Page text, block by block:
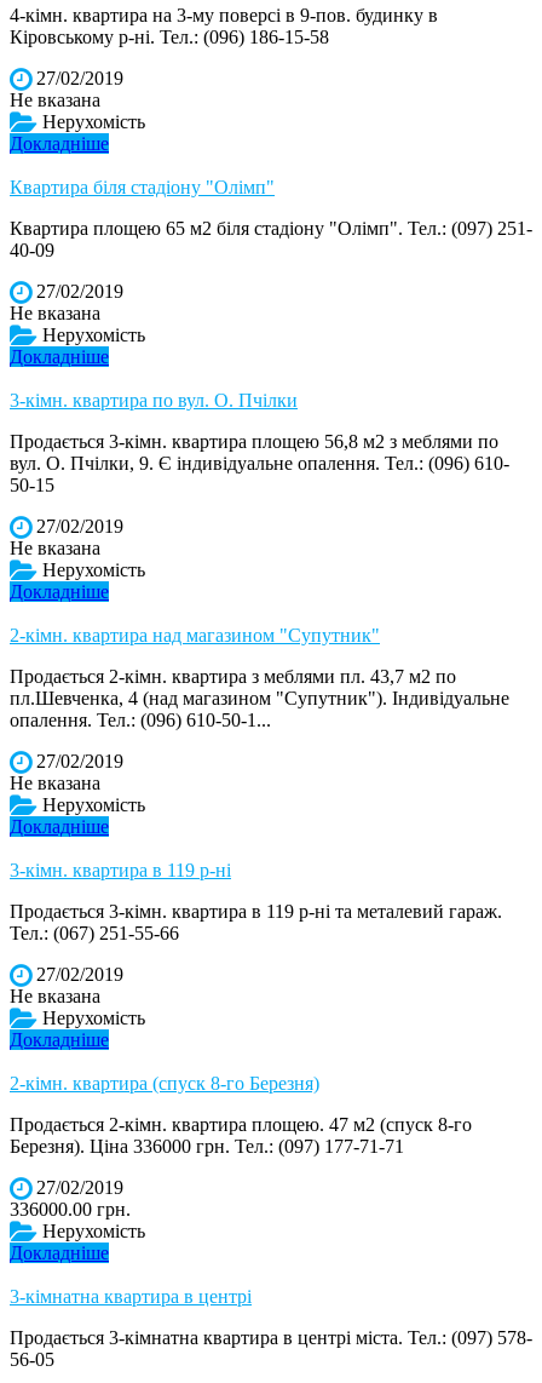
4-кімн. квартира на 3-му поверсі в 9-пов. будинку в
Кіровському р-ні. Тел.: (096) 186-15-58
27/02/2019
Не вказана
Нерухомість
Докладніше
Квартира біля стадіону "Олімп"
Квартира площею 65 м2 біля стадіону "Олімп". Тел.: (097) 251-
40-09
27/02/2019
Не вказана
Нерухомість
Докладніше
3-кімн. квартира по вул. О. Пчілки
Продається 3-кімн. квартира площею 56,8 м2 з меблями по
вул. О. Пчілки, 9. Є індивідуальне опалення. Тел.: (096) 610-
50-15
27/02/2019
Не вказана
Нерухомість
Докладніше
2-кімн. квартира над магазином "Супутник"
Продається 2-кімн. квартира з меблями пл. 43,7 м2 по
пл.Шевченка, 4 (над магазином "Супутник"). Індивідуальне
опалення. Тел.: (096) 610-50-1...
27/02/2019
Не вказана
Нерухомість
Докладніше
3-кімн. квартира в 119 р-ні
Продається 3-кімн. квартира в 119 р-ні та металевий гараж.
Тел.: (067) 251-55-66
27/02/2019
Не вказана
Нерухомість
Докладніше
2-кімн. квартира (спуск 8-го Березня)
Продається 2-кімн. квартира площею. 47 м2 (спуск 8-го
Березня). Ціна 336000 грн. Тел.: (097) 177-71-71
27/02/2019
336000.00 грн.
Нерухомість
Докладніше
3-кімнатна квартира в центрі
Продається 3-кімнатна квартира в центрі міста. Тел.: (097) 578-
56-05